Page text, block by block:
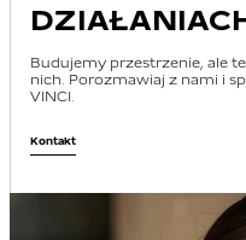
Budujemy przestrzenie, ale
nich. Porozmawiaj z nami i
VINCI.
Kontakt